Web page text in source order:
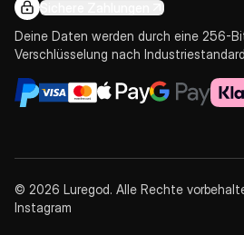
Sichere Zahlungen
Deine Daten werden durch eine 256-
Verschlüsselung nach
© 2026 Luregod. Alle Rechte
Instagram